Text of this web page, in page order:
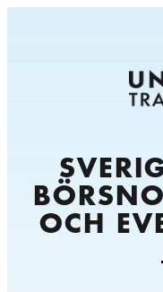
OCH